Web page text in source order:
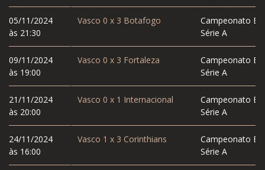
05/11/2024
às 21:30
09/11/2024
às 19:00
21/11/2024
às 20:00
24/11/2024
às 16:00
Vasco 0 x 3 Botafogo
Campeonato
Série A
Vasco 0 x 3 Fortaleza
Campeonato
Série A
Vasco 0 x 1 Internacional
Campeonato
Série A
Vasco 1 x 3 Corinthians
Campeonato
Série A